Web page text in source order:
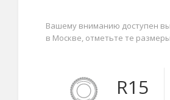
Вашему вниманию доступен
в Москве, отметьте те
R15